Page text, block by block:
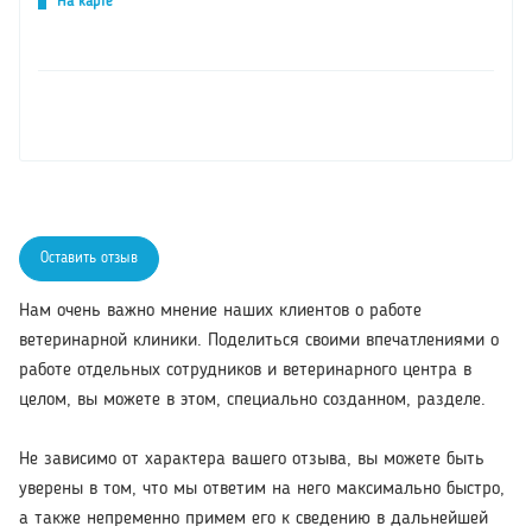
Оставить отзыв
Нам очень важно мнение наших клиентов о работе
ветеринарной клиники. Поделиться своими впечатлениями о
работе отдельных сотрудников и ветеринарного центра в
целом, вы можете в этом, специально созданном, разделе.
Не зависимо от характера вашего отзыва, вы можете быть
уверены в том, что мы ответим на него максимально быстро,
а также непременно примем его к сведению в дальнейшей